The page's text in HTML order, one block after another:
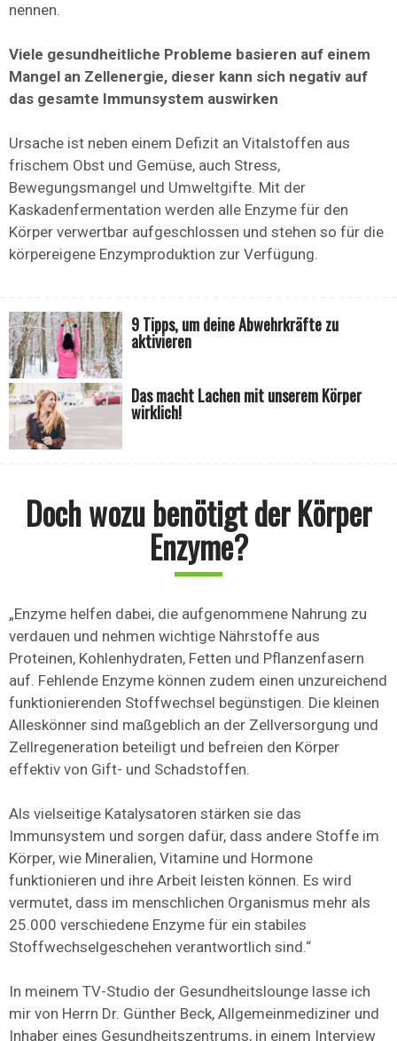
nennen.
Viele gesundheitliche Probleme basieren auf einem
Mangel an Zellenergie, dieser kann sich negativ auf
das gesamte Immunsystem auswirken
Ursache ist neben einem Defizit an Vitalstoffen aus
frischem Obst und Gemüse, auch Stress,
Bewegungsmangel und Umweltgifte. Mit der
Kaskadenfermentation werden alle Enzyme für den
Körper verwertbar aufgeschlossen und stehen so für die
körpereigene Enzymproduktion zur Verfügung.
9 Tipps, um deine Abwehrkräfte zu
aktivieren
Das macht Lachen mit unserem Körper
wirklich!
Doch wozu benötigt der Körper
Enzyme?
„Enzyme helfen dabei, die aufgenommene Nahrung zu
verdauen und nehmen wichtige Nährstoffe aus
Proteinen, Kohlenhydraten, Fetten und Pflanzenfasern
auf. Fehlende Enzyme können zudem einen unzureichend
funktionierenden Stoffwechsel begünstigen. Die kleinen
Alleskönner sind maßgeblich an der Zellversorgung und
Zellregeneration beteiligt und befreien den Körper
effektiv von Gift- und Schadstoffen.
Als vielseitige Katalysatoren stärken sie das
Immunsystem und sorgen dafür, dass andere Stoffe im
Körper, wie Mineralien, Vitamine und Hormone
funktionieren und ihre Arbeit leisten können. Es wird
vermutet, dass im menschlichen Organismus mehr als
25.000 verschiedene Enzyme für ein stabiles
Stoffwechselgeschehen verantwortlich sind.“
In meinem TV-Studio der Gesundheitslounge lasse ich
mir von Herrn Dr. Günther Beck, Allgemeinmediziner und
Inhaber eines Gesundheitszentrums, in einem Interview